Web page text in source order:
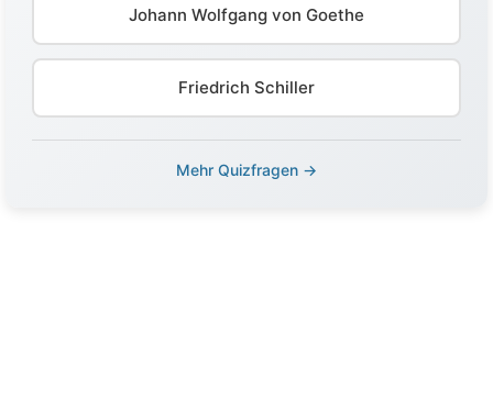
Johann Wolfgang von Goethe
Friedrich Schiller
Mehr Quizfragen →